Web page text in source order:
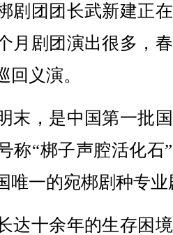
剧团团长武新建正
月剧团演出很多，
回义演。
，是中国第一批
称“梆子声腔活化石
唯一的宛梆剧种专业
十余年的生存困